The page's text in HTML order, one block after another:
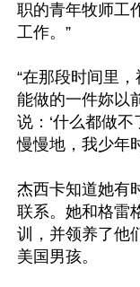
职的青年牧师工
工作。”
“在那段时间里
能做的一件妳以
说：‘什么都做
慢慢地，我少年
杰西卡知道她有
联系。她和格雷
训，并领养了他
美国男孩。